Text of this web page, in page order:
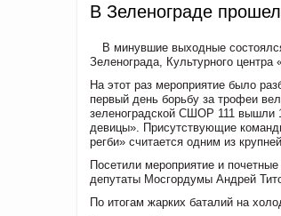
В Зеленограде
В минувшие выходные
Зеленограда, Культурного
На этот раз мероприятие было
первый день борьбу за трофеи
зеленоградской СШОР 111 вышли
девицы». Присутствующие
регби» считается одним из
Посетили мероприятие и
депутаты Мосгордумы Андрей
По итогам жарких баталий на